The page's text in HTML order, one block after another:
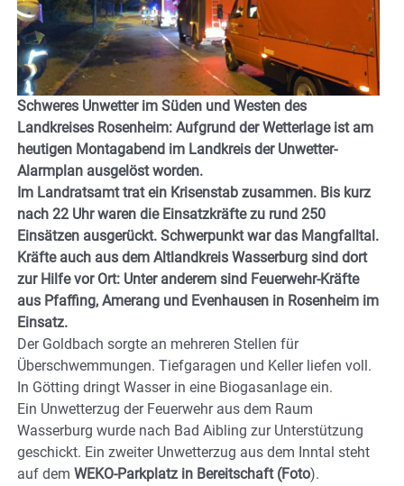
Schweres Unwetter im Süden und Westen des
Landkreises Rosenheim: Aufgrund der Wetterlage ist am
heutigen Montagabend im Landkreis der Unwetter-
Alarmplan ausgelöst worden.
Im Landratsamt trat ein Krisenstab zusammen. Bis kurz
nach 22 Uhr waren die Einsatzkräfte zu rund 250
Einsätzen ausgerückt. Schwerpunkt war das Mangfalltal.
Kräfte auch aus dem Altlandkreis Wasserburg sind dort
zur Hilfe vor Ort: Unter anderem sind Feuerwehr-Kräfte
aus Pfaffing, Amerang und Evenhausen in Rosenheim im
Einsatz.
Der Goldbach sorgte an mehreren Stellen für
Überschwemmungen. Tiefgaragen und Keller liefen voll.
In Götting dringt Wasser in eine Biogasanlage ein.
Ein Unwetterzug der Feuerwehr aus dem Raum
Wasserburg wurde nach Bad Aibling zur Unterstützung
geschickt. Ein zweiter Unwetterzug aus dem Inntal steht
auf dem WEKO-Parkplatz in Bereitschaft (Foto).